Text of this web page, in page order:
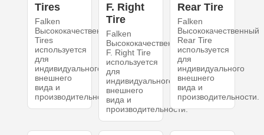
Tires
Falken
Высококачественный
Tires
используется
для
индивидуального
внешнего
вида и
производительности.
F. Right
Tire
Falken
Высококачественный
F. Right Tire
используется
для
индивидуального
внешнего
вида и
производительности.
Rear Tire
Falken
Высококачественный
Rear Tire
используется
для
индивидуального
внешнего
вида и
производительности.